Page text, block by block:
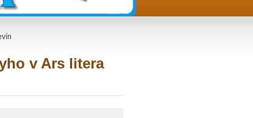
v Ars litera